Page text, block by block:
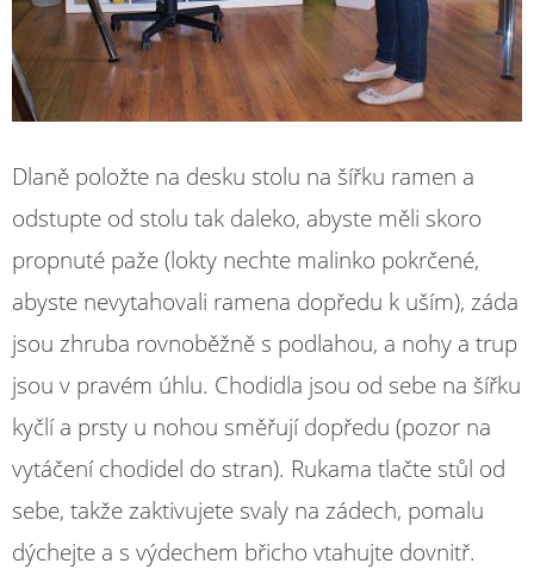
Dlaně položte na desku stolu na šířku ramen a
odstupte od stolu tak daleko, abyste měli skoro
propnuté paže (lokty nechte malinko pokrčené,
abyste nevytahovali ramena dopředu k uším), záda
jsou zhruba rovnoběžně s podlahou, a nohy a trup
jsou v pravém úhlu. Chodidla jsou od sebe na šířku
kyčlí a prsty u nohou směřují dopředu (pozor na
vytáčení chodidel do stran). Rukama tlačte stůl od
sebe, takže zaktivujete svaly na zádech, pomalu
dýchejte a s výdechem břicho vtahujte dovnitř.